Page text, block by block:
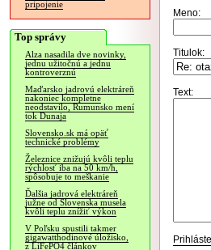
pripojenie
Top správy
Alza nasadila dve novinky,
jednu užitočnú a jednu
kontroverznú
Maďarsko jadrovú elektráreň
nakoniec kompletne
neodstavilo, Rumunsko mení
tok Dunaja
Slovensko.sk má opäť
technické problémy
Železnice znižujú kvôli teplu
rýchlosť iba na 50 km/h,
spôsobuje to meškanie
Ďalšia jadrová elektráreň
južne od Slovenska musela
kvôli teplu znížiť výkon
V Poľsku spustili takmer
gigawatthodinové úložisko,
z LiFePO4 článkov
Meno:
Titulok:
Text: